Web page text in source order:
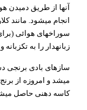
آنها از طریق دمیدن
انجام میشود. مانند
سوراخهای هوائی
زبانهدار را به
سازهای بادی برنجی
میشد و امروزه از
کاسه دهنی حاصل